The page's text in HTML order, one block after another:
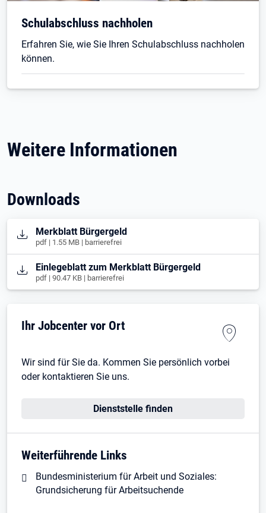
Schulabschluss nachholen
Erfahren Sie, wie Sie Ihren Schulabschluss nachholen
können.
Weitere Informationen
Downloads
Öffnet in neuem Tab
Merkblatt Bürgergeld
pdf | 1.55 MB | barrierefrei
Öffnet in neuem Tab
Einlegeblatt zum Merkblatt Bürgergeld
pdf | 90.47 KB | barrierefrei
Ihr Jobcenter vor Ort
Wir sind für Sie da. Kommen Sie persönlich vorbei
oder kontaktieren Sie uns.
Dienststelle finden
Weiterführende Links
Bundesministerium für Arbeit und Soziales:
Grundsicherung für Arbeitsuchende